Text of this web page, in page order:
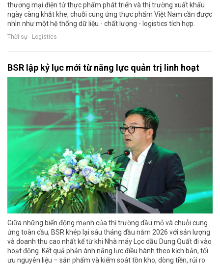
thương mại điện tử thực phẩm phát triển và thị trường xuất khẩu
ngày càng khắt khe, chuỗi cung ứng thực phẩm Việt Nam cần được
nhìn như một hệ thống dữ liệu - chất lượng - logistics tích hợp.
Thời sự - Logistics
BSR lập kỷ lục mới từ năng lực quản trị linh hoạt
Giữa những biến động mạnh của thị trường dầu mỏ và chuỗi cung
ứng toàn cầu, BSR khép lại sáu tháng đầu năm 2026 với sản lượng
và doanh thu cao nhất kể từ khi Nhà máy Lọc dầu Dung Quất đi vào
hoạt động. Kết quả phản ánh năng lực điều hành theo kịch bản, tối
ưu nguyên liệu – sản phẩm và kiểm soát tồn kho, dòng tiền, rủi ro